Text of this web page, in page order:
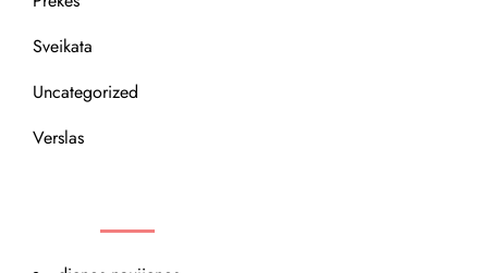
Sveikata
Uncategorized
Verslas